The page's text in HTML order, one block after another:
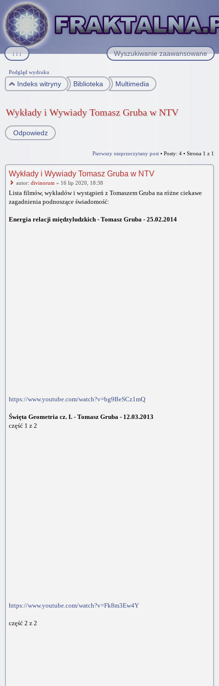
Wyszukiwanie zaawansowane
↓↓↓
Podgląd wydruku
Indeks witryny Biblioteka Multimedia
Wykłady i Wywiady Tomasz Gruba w NTV
Odpowiedz
Pierwszy nieprzeczytany post • Posty: 4 • Strona 1 z 1
Wykłady i Wywiady Tomasz Gruba w NTV
autor: divinorum » 16 lip 2020, 18:38
Lista filmów, wykładów i wystąpień z Tomaszem Gruba na różne ciekawe
zagadnienia podnoszące świadomość:
Energia relacji międzyludzkich - Tomasz Gruba - 25.02.2014
https://www.youtube.com/watch?v=bg9BeSCz1mQ
Święta Geometria cz. I. - Tomasz Gruba - 12.03.2013
część 1 z 2
https://www.youtube.com/watch?v=Fk8m3Ew4Y
część 2 z 2